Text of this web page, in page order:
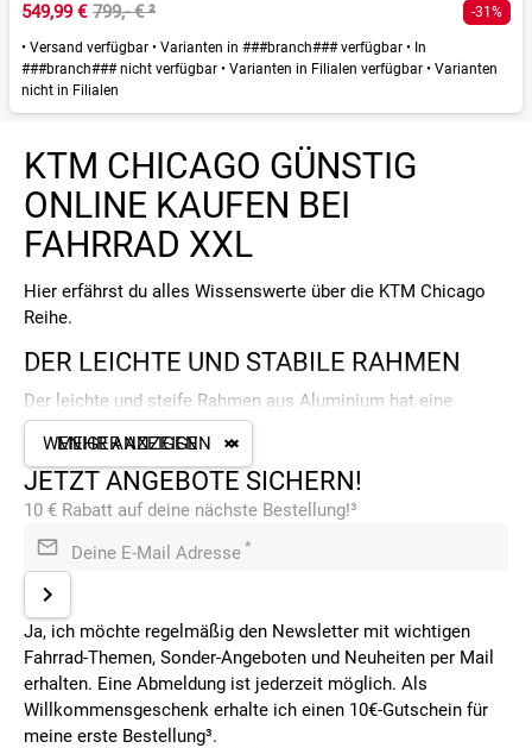
549,99 € 799,- €² -31%
• Versand verfügbar • Varianten in ###branch### verfügbar • In
###branch### nicht verfügbar • Varianten in Filialen verfügbar • Varianten
nicht in Filialen
KTM CHICAGO GÜNSTIG
ONLINE KAUFEN BEI
FAHRRAD XXL
Hier erfährst du alles Wissenswerte über die KTM Chicago
Reihe.
DER LEICHTE UND STABILE RAHMEN
Der leichte und steife Rahmen aus Aluminium hat eine
sportliche Geometrie und setzt auf Vortrieb. Die Haltung, die
der Fahrer des Chicago automatisch einnimmt, führt zu einer
optimalen Kraftübertragung. Eine makellose Verarbeitung
und die schöne Optik machen das Rad zu einem Gewinner
ist das Rad außerdem mit Schutzblechen – für den
Alltagsradler ein nützliches Equipment um sauber und
trocken am Ziel anzukommen.
EINE SOLIDE AUSSTATTUNG
Beim Chicago Street wurde besonderer Wert auf die einfache
Bedienbarkeit und die Wartungsfreundlichkeit gelegt. Solide
MEHR ANZEIGEN
WENIGER ANZEIGEN
JETZT ANGEBOTE SICHERN!
10 € Rabatt auf deine nächste Bestellung!³
Deine E-Mail Adresse *
Ja, ich möchte regelmäßig den Newsletter mit wichtigen
Fahrrad-Themen, Sonder-Angeboten und Neuheiten per Mail
erhalten. Eine Abmeldung ist jederzeit möglich. Als
Willkommensgeschenk erhalte ich einen 10€-Gutschein für
meine erste Bestellung³.